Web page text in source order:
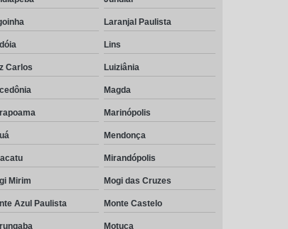
Laranjal Paulista
Lins
Carlos Luiziânia
Magda
Marinópolis
Mendonça
Mirandópolis
Mirim Mogi das Cruzes
Azul Paulista Monte Castelo
Motuca